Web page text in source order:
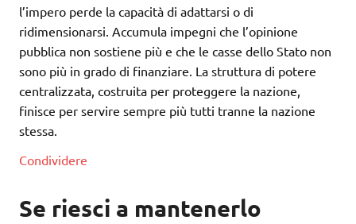
l’impero perde la capacità di adattarsi o di
ridimensionarsi. Accumula impegni che l’opinione
pubblica non sostiene più e che le casse dello Stato non
sono più in grado di finanziare. La struttura di potere
centralizzata, costruita per proteggere la nazione,
finisce per servire sempre più tutti tranne la nazione
stessa.
Condividere
Se riesci a mantenerlo